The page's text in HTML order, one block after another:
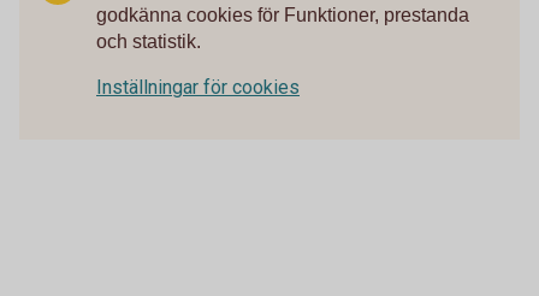
godkänna cookies för Funktioner, prestanda
och statistik.
Inställningar för cookies